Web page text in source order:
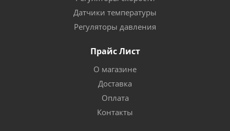
Датчики температуры
Регуляторы давления
Прайс Лист
О магазине
Доставка
Оплата
Контакты